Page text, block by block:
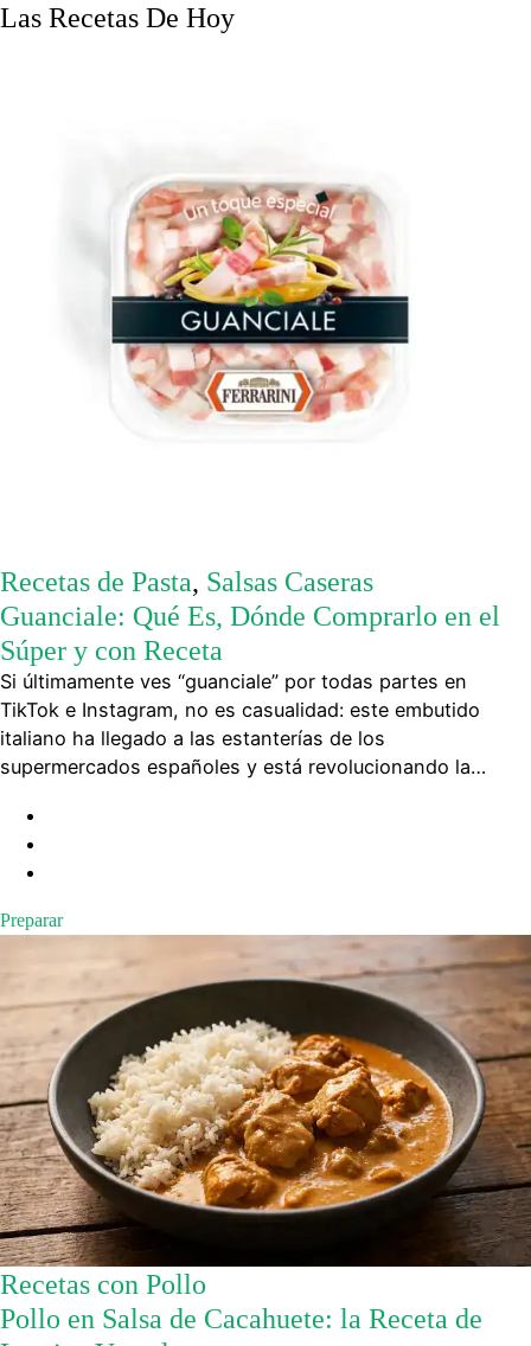
Las Recetas De Hoy
Recetas de Pasta, Salsas Caseras
Guanciale: Qué Es, Dónde Comprarlo en el
Súper y con Receta
Si últimamente ves “guanciale” por todas partes en
TikTok e Instagram, no es casualidad: este embutido
italiano ha llegado a las estanterías de los
supermercados españoles y está revolucionando la…
Preparar
Recetas con Pollo
Pollo en Salsa de Cacahuete: la Receta de